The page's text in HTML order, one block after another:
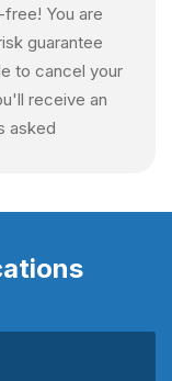
You are
guarantee
to cancel your
receive an
asked